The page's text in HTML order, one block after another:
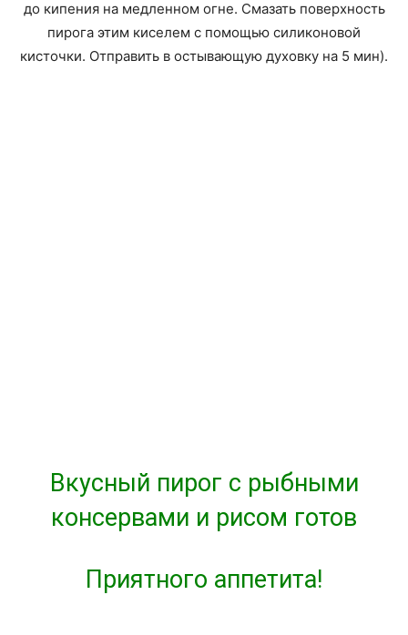
до кипения на медленном огне. Смазать поверхность
пирога этим киселем с помощью силиконовой
кисточки. Отправить в остывающую духовку на 5 мин).
Вкусный пирог с рыбными
консервами и рисом готов
Приятного аппетита!